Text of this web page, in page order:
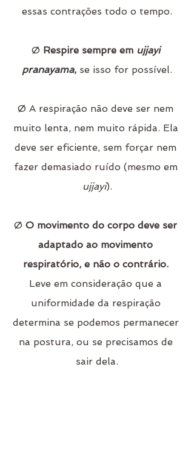
essas contrações todo o tempo.
Ø Respire sempre em ujjayi
pranayama, se isso for possível.
Ø A respiração não deve ser nem
muito lenta, nem muito rápida. Ela
deve ser eficiente, sem forçar nem
fazer demasiado ruído (mesmo em
ujjayi).
Ø O movimento do corpo deve ser
adaptado ao movimento
respiratório, e não o contrário.
Leve em consideração que a
uniformidade da respiração
determina se podemos permanecer
na postura, ou se precisamos de
sair dela.